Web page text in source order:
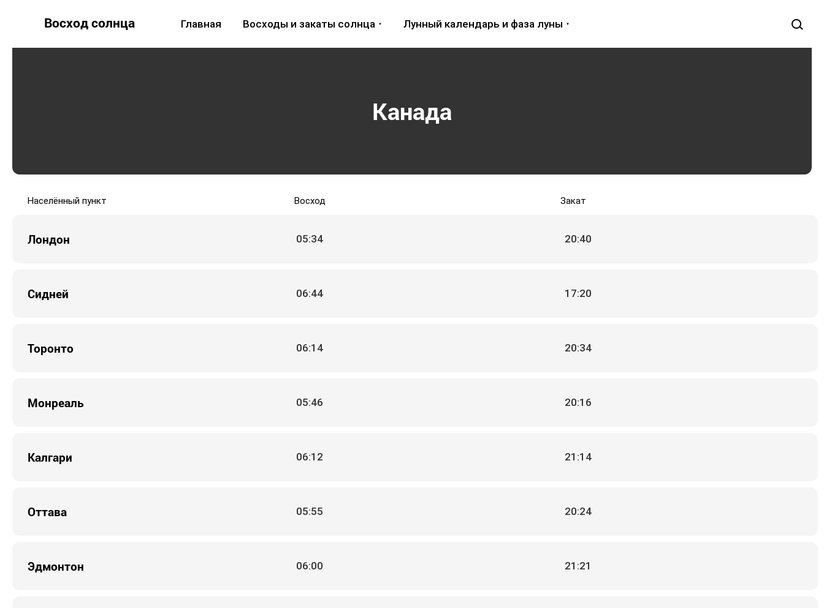
Восход солнца Главная Восходы и закаты солнца Лунный календарь и фаза луны
Канада
Населённый пункт Восход Закат
Лондон 05:34 20:40
Сидней 06:44 17:20
Торонто 06:14 20:34
Монреаль 05:46 20:16
Калгари 06:12 21:14
Оттава 05:55 20:24
Эдмонтон 06:00 21:21